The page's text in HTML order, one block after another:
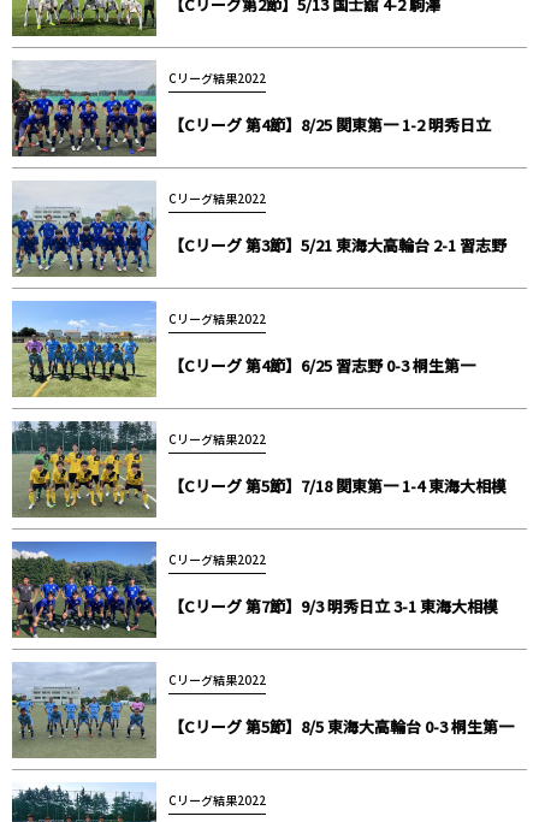
Cリーグ結果2022
【Cリーグ 第4節】8/25 関東第一 1-2 明秀日立
Cリーグ結果2022
【Cリーグ 第3節】5/21 東海大高輪台 2-1 習志野
Cリーグ結果2022
【Cリーグ 第4節】6/25 習志野 0-3 桐生第一
Cリーグ結果2022
【Cリーグ 第5節】7/18 関東第一 1-4 東海大相模
Cリーグ結果2022
【Cリーグ 第7節】9/3 明秀日立 3-1 東海大相模
Cリーグ結果2022
【Cリーグ 第5節】8/5 東海大高輪台 0-3 桐生第一
Cリーグ結果2022